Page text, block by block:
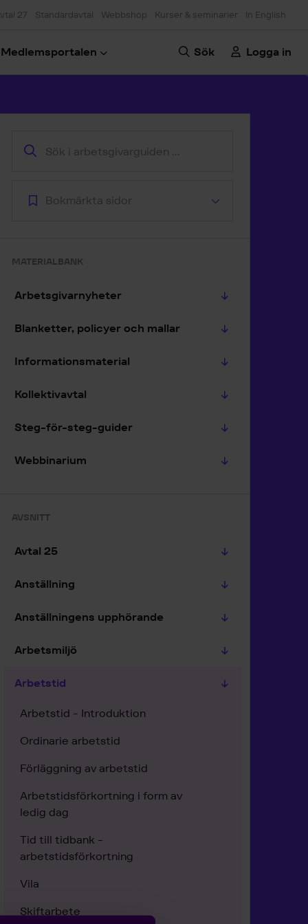
27 Standardavtal Webbshop Kurser & seminarier In English
Medlemsportalen Sök Logga in
Bokmärkta sidor
MATERIALBANK
Arbetsgivarnyheter
Blanketter, policyer och mallar
Informationsmaterial
Kollektivavtal
Steg-för-steg-guider
Webbinarium
AVSNITT
Avtal 25
Anställning
Anställningens upphörande
Arbetsmiljö
Arbetstid
Arbetstid - Introduktion
Ordinarie arbetstid
Förläggning av arbetstid
Arbetstidsförkortning i form av
ledig dag
Tid till tidbank -
arbetstidsförkortning
Vila
Skiftarbete